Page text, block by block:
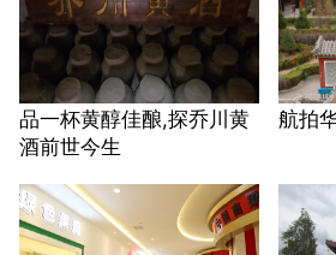
品一杯黄醇佳酿,探乔川黄
酒前世今生
航拍